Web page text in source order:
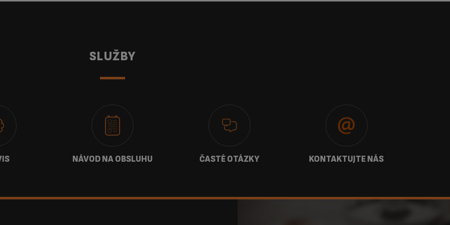
SLUŽBY
NÁVOD NA OBSLUHU ČASTÉ OTÁZKY KONTAKTUJTE NÁS